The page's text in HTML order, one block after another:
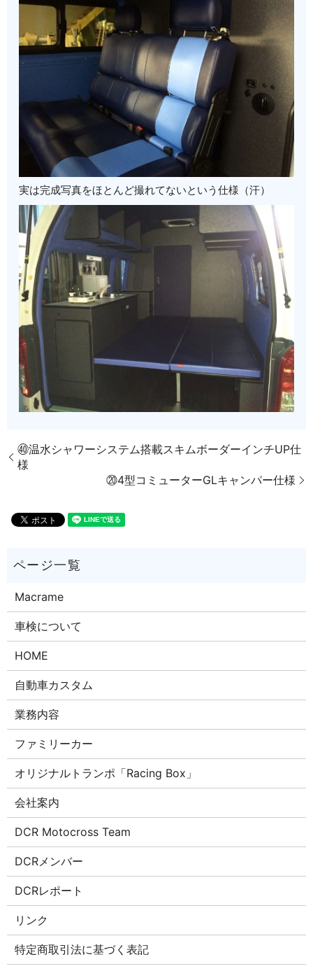
実は完成写真をほとんど撮れてないという仕様（汗）
㊵温水シャワーシステム搭載スキムボーダーインチUP仕
様
⑳4型コミューターGLキャンパー仕様
Macrame
車検について
HOME
自動車カスタム
業務内容
ファミリーカー
オリジナルトランポ「Racing Box」
会社案内
DCR Motocross Team
DCRメンバー
DCRレポート
リンク
特定商取引法に基づく表記